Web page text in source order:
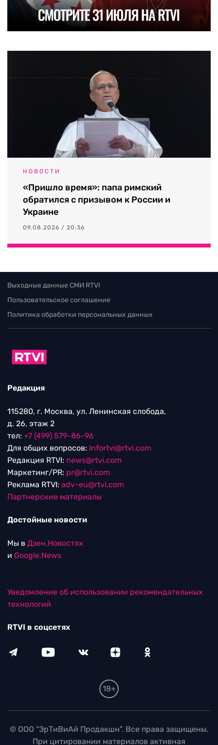
НОВОСТИ
«Пришло время»: папа римский
обратился с призывом к России и
Украине
09.08.2026 / 20:36
Выходные данные СМИ RTVI
Пользовательское соглашение
Политика обработки персональных данных
Редакция
115280, г. Москва, ул. Ленинская слобода,
д. 26, этаж 2
тел: +7 (499) 579-86-96
Для общих вопросов: Infortvi@rtvi.com
Редакция RTVI: news@rtvi.com
Маркетинг/PR: pr@rtvi.com
Реклама RTVI: adv-eu@rtvi.com
Партнерские материалы
Достойные новости
Мы в Дзен.Новостях
и Google.News
Уведомление об использовании рекомендательных
технологий
RTVI в соцсетях
18+
© ООО "ЭрТиВиАй Продакшн". Все права защищены.
При цитировании материалов активная